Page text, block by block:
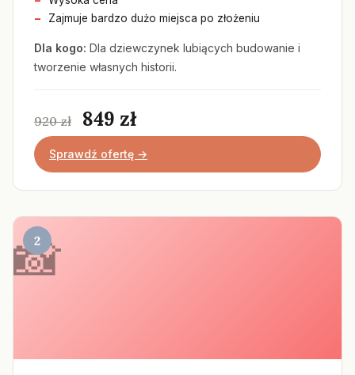
Zajmuje bardzo dużo miejsca po złożeniu
Dla kogo: Dla dziewczynek lubiących budowanie i
tworzenie własnych historii.
920 zł 849 zł
Sprawdź ofertę →
2